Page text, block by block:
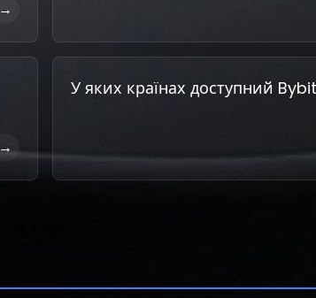
→
→
У яких країнах доступний